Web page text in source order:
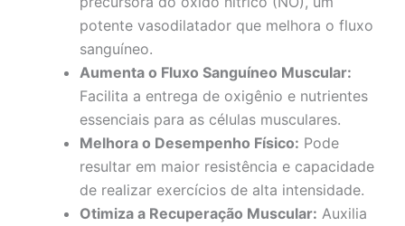
potente vasodilatador que melhora o fluxo
sanguíneo.
Aumenta o Fluxo Sanguíneo Muscular:
Facilita a entrega de oxigênio e nutrientes
essenciais para as células musculares.
Melhora o Desempenho Físico: Pode
resultar em maior resistência e capacidade
de realizar exercícios de alta intensidade.
Otimiza a Recuperação Muscular: Auxilia